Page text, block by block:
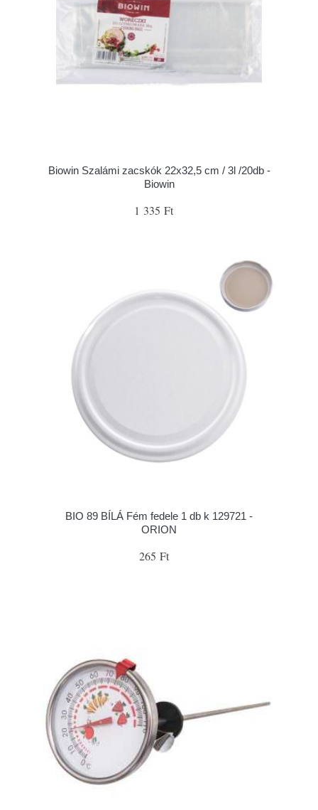
Biowin Szalámi zacskók 22x32,5 cm / 3l /20db -
Biowin
1 335 Ft
BIO 89 BÍLÁ Fém fedele 1 db k 129721 -
ORION
265 Ft